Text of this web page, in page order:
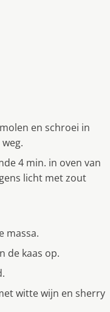
en schroei in
4 min. in oven van
licht met zout
massa.
de kaas op.
witte wijn en sherry